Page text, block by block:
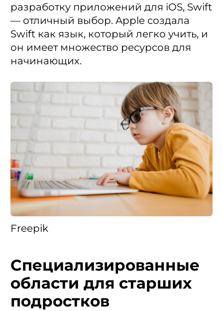
разработку приложений для iOS, Swift
— отличный выбор. Apple создала
Swift как язык, который легко учить, и
он имеет множество ресурсов для
начинающих.
Freepik
Специализированные
области для старших
подростков